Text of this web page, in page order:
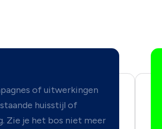
of uitwerkingen
huisstijl of
Zie je het bos niet meer